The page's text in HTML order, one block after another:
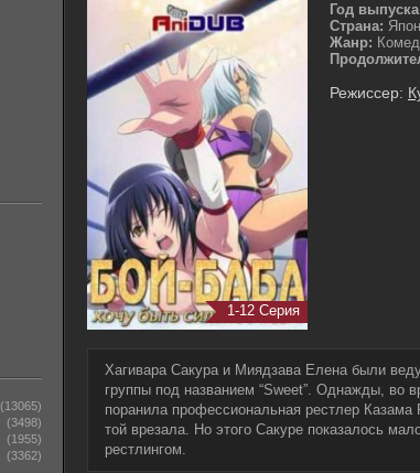
1-12 Серия
Год
Страна:
Жанр:
Режиссер:
Хагивара Сакура и Миядзава Елена были
группы под названием “Sweet”. Однажды, во
поранила профессиональная рестлер
той врезала. Но этого Сакуре показалось
рестлингом.
(13065)
(3498)
(1955)
(3362)